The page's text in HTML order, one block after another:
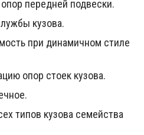
передней подвески.
кузова.
при динамичном стиле
опор стоек кузова.
типов кузова семейства